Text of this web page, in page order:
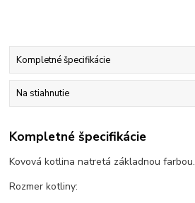
Kompletné špecifikácie
Na stiahnutie
Kompletné špecifikácie
Kovová kotlina natretá základnou farbou.
Rozmer kotliny: